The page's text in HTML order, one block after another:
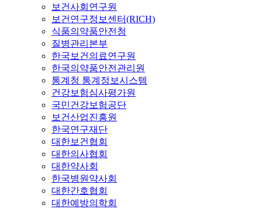
보건사회연구원
보건연구정보센터(RICH)
식품의약품안전청
질병관리본부
한국보건의료연구원
한국의약품안전관리원
통계청 통계정보시스템
건강보험심사평가원
국민건강보험공단
보건산업진흥원
한국연구재단
대한보건협회
대한의사협회
대한약사회
한국병원약사회
대한간호협회
대한예방의학회